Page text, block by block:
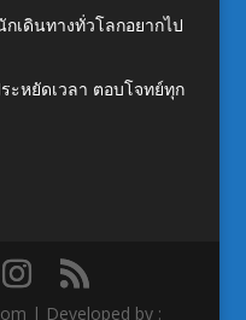
เดินทางทั่วโลกอยากไป
ะหยัดเวลา ตอบโจทย์ทุก
| Developed by :